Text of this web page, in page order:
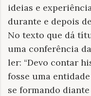
ideias e
durante e depois
No texto que dá
uma conferência
ler: “Devo contar
fosse uma
se formando